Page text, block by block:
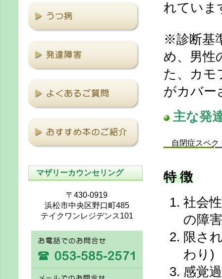
れていま
※診断基
め、男性
た、カモ
がカバー
主な発
自閉症スペク
特 徴
社会
の障害
限さ
わり)
感覚
マザリーカウンセリング
〒430-0919
浜松市中央区野口町485
テイクワンレジデンス101